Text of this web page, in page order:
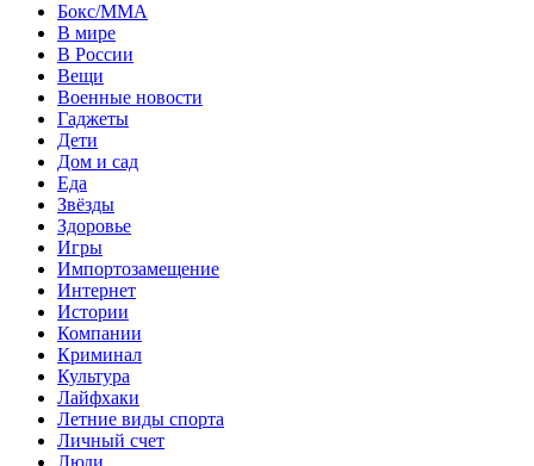
Бокс/MMA
В мире
В России
Вещи
Военные новости
Гаджеты
Дети
Дом и сад
Еда
Звёзды
Здоровье
Игры
Импортозамещение
Интернет
Истории
Компании
Криминал
Культура
Лайфхаки
Летние виды спорта
Личный счет
Люди